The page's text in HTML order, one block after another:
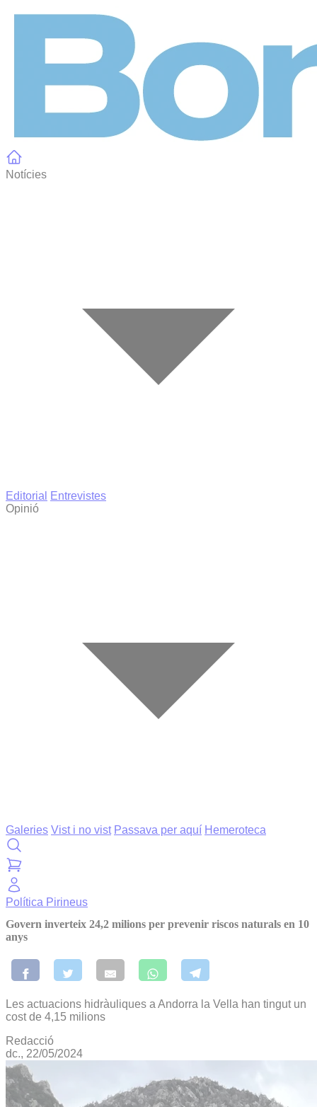
Notícies
Editorial
Entrevistes
Opinió
Galeries Vist i no vist Passava per aquí Hemeroteca
Política Pirineus
Govern inverteix 24,2 milions per prevenir riscos naturals en 10
anys
Les actuacions hidràuliques a Andorra la Vella han tingut un
cost de 4,15 milions
Redacció
dc., 22/05/2024